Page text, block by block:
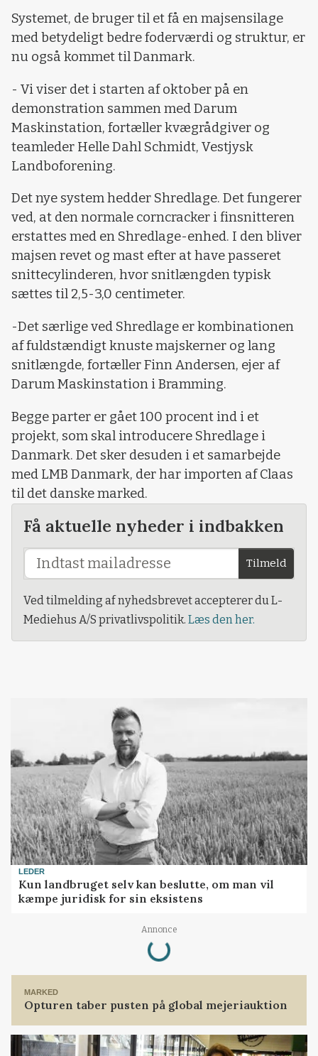
Systemet, de bruger til et få en majsensilage
med betydeligt bedre foderværdi og struktur, er
nu også kommet til Danmark.
- Vi viser det i starten af oktober på en
demonstration sammen med Darum
Maskinstation, fortæller kvægrådgiver og
teamleder Helle Dahl Schmidt, Vestjysk
Landboforening.
Det nye system hedder Shredlage. Det fungerer
ved, at den normale corncracker i finsnitteren
erstattes med en Shredlage-enhed. I den bliver
majsen revet og mast efter at have passeret
snittecylinderen, hvor snitlængden typisk
sættes til 2,5-3,0 centimeter.
-Det særlige ved Shredlage er kombinationen
af fuldstændigt knuste majskerner og lang
snitlængde, fortæller Finn Andersen, ejer af
Darum Maskinstation i Bramming.
Begge parter er gået 100 procent ind i et
projekt, som skal introducere Shredlage i
Danmark. Det sker desuden i et samarbejde
med LMB Danmark, der har importen af Claas
til det danske marked.
Få aktuelle nyheder i indbakken
Tilmeld
Ved tilmelding af nyhedsbrevet accepterer du L-
Mediehus A/S privatlivspolitik. Læs den her.
LEDER
Kun landbruget selv kan beslutte, om man vil
kæmpe juridisk for sin eksistens
Annonce
Loading...
MARKED
Opturen taber pusten på global mejeriauktion